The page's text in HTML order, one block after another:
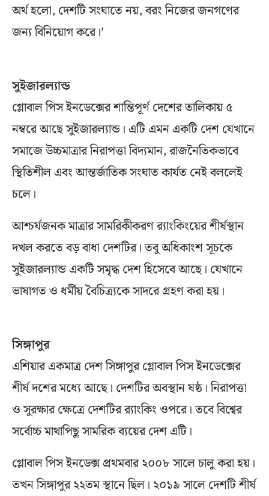
অর্থ হলো, দেশটি সংঘাতে নয়, বরং নিজের জনগণের
জন্য বিনিয়োগ করে।’
সুইজারল্যান্ড
গ্লোবাল পিস ইনডেক্সের শান্তিপূর্ণ দেশের তালিকায় ৫
নম্বরে আছে সুইজারল্যান্ড। এটি এমন একটি দেশ যেখানে
সমাজে উচ্চমাত্রার নিরাপত্তা বিদ্যমান, রাজনৈতিকভাবে
স্থিতিশীল এবং আন্তর্জাতিক সংঘাত কার্যত নেই বললেই
চলে।
আশ্চর্যজনক মাত্রার সামরিকীকরণ র‌্যাংকিংয়ের শীর্ষস্থান
দখল করতে বড় বাধা দেশটির। তবু অধিকাংশ সূচকে
সুইজারল্যান্ড একটি সমৃদ্ধ দেশ হিসেবে আছে। যেখানে
ভাষাগত ও ধর্মীয় বৈচিত্র্যকে সাদরে গ্রহণ করা হয়।
সিঙ্গাপুর
এশিয়ার একমাত্র দেশ সিঙ্গাপুর গ্লোবাল পিস ইনডেক্সের
শীর্ষ দশের মধ্যে আছে। দেশটির অবস্থান ষষ্ঠ। নিরাপত্তা
ও সুরক্ষার ক্ষেত্রে দেশটির র‍্যাংকিং ওপরে। তবে বিশ্বের
সর্বোচ্চ মাথাপিছু সামরিক ব্যয়ের দেশ এটি।
গ্লোবাল পিস ইনডেক্স প্রথমবার ২০০৮ সালে চালু করা হয়।
তখন সিঙ্গাপুর ২২তম স্থানে ছিল। ২০১৯ সালে দেশটি শীর্ষ